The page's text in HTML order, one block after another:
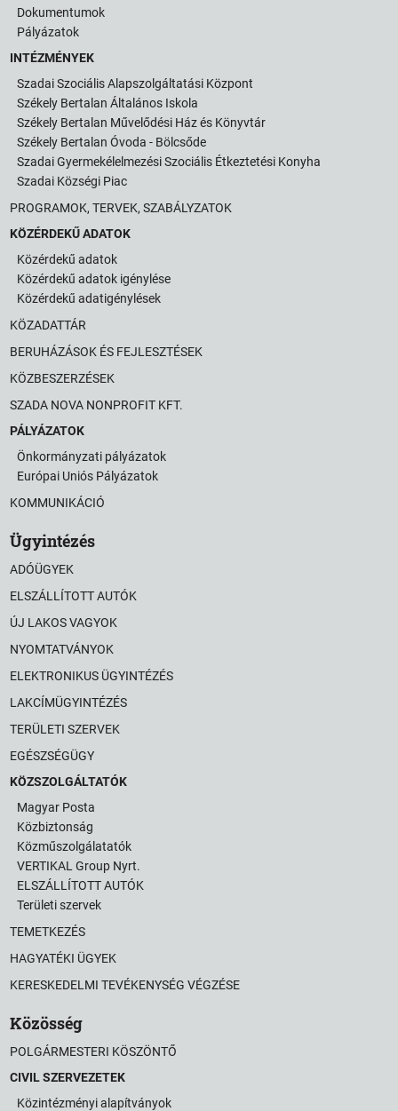
Dokumentumok
Pályázatok
INTÉZMÉNYEK
Szadai Szociális Alapszolgáltatási Központ
Székely Bertalan Általános Iskola
Székely Bertalan Művelődési Ház és Könyvtár
Székely Bertalan Óvoda - Bölcsőde
Szadai Gyermekélelmezési Szociális Étkeztetési Konyha
Szadai Községi Piac
PROGRAMOK, TERVEK, SZABÁLYZATOK
KÖZÉRDEKŰ ADATOK
Közérdekű adatok
Közérdekű adatok igénylése
Közérdekű adatigénylések
KÖZADATTÁR
BERUHÁZÁSOK ÉS FEJLESZTÉSEK
KÖZBESZERZÉSEK
SZADA NOVA NONPROFIT KFT.
PÁLYÁZATOK
Önkormányzati pályázatok
Európai Uniós Pályázatok
KOMMUNIKÁCIÓ
Ügyintézés
ADÓÜGYEK
ELSZÁLLÍTOTT AUTÓK
ÚJ LAKOS VAGYOK
NYOMTATVÁNYOK
ELEKTRONIKUS ÜGYINTÉZÉS
LAKCÍMÜGYINTÉZÉS
TERÜLETI SZERVEK
EGÉSZSÉGÜGY
KÖZSZOLGÁLTATÓK
Magyar Posta
Közbiztonság
Közműszolgálatatók
VERTIKAL Group Nyrt.
ELSZÁLLÍTOTT AUTÓK
Területi szervek
TEMETKEZÉS
HAGYATÉKI ÜGYEK
KERESKEDELMI TEVÉKENYSÉG VÉGZÉSE
Közösség
POLGÁRMESTERI KÖSZÖNTŐ
CIVIL SZERVEZETEK
Közintézményi alapítványok